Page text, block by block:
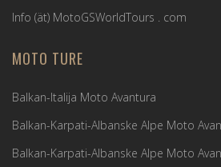
Info (ät) MotoGSWorldTours . com
MOTO TURE
Balkan-Italija Moto Avantura
Balkan-Karpati-Albanske Alpe Moto
Balkan-Karpati-Albanske Alpe Moto